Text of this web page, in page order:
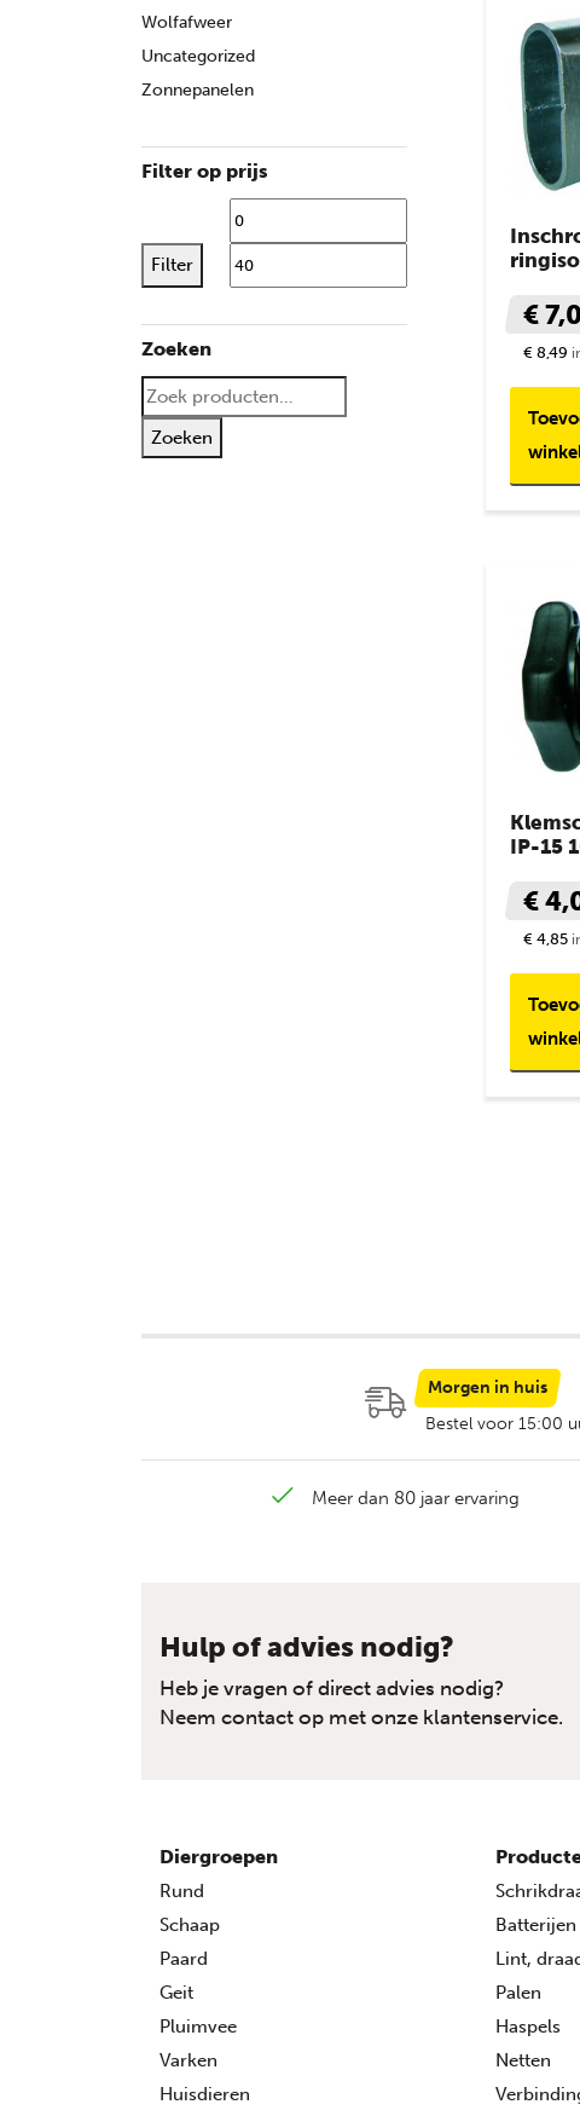
€
€ 8,49
IP-15
€
€ 4,85
Wolfafweer
Uncategorized
Zonnepanelen
Filter op prijs
Filter
Zoeken
Zoeken naar:
Zoeken
Morgen in huis
Bestel voor 15:00
Meer dan 80 jaar ervaring
Hulp of advies nodig?
Heb je vragen of direct advies nodig?
Neem contact op met onze klantenservice.
Diergroepen
Rund
Schaap
Paard
Geit
Pluimvee
Varken
Huisdieren
Batterijen
Lint,
Palen
Haspels
Netten